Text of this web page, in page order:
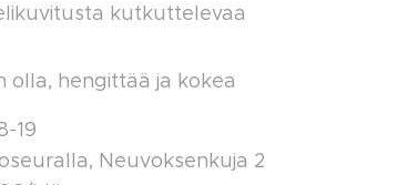
kutkuttelevaa
olla, hengittää ja kokea
19
Neuvoksenkuja 2